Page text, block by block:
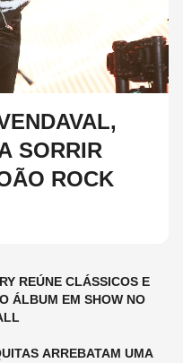
SORRIR
ROCK
REÚNE CLÁSSICOS E
ÁLBUM EM SHOW NO
ARREBATAM UMA